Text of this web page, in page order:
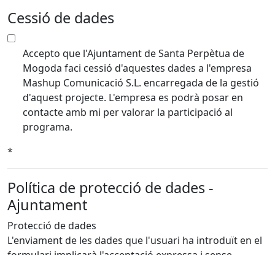
Cessió de dades
Accepto que l'Ajuntament de Santa Perpètua de
Mogoda faci cessió d'aquestes dades a l'empresa
Mashup Comunicació S.L. encarregada de la gestió
d'aquest projecte. L'empresa es podrà posar en
contacte amb mi per valorar la participació al
programa.
*
Política de protecció de dades -
Ajuntament
Protecció de dades
L'enviament de les dades que l'usuari ha introduït en el